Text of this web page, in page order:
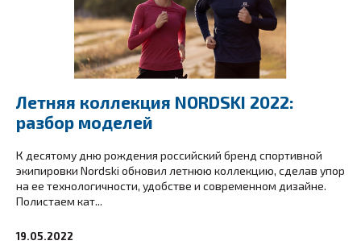
Летняя коллекция NORDSKI 2022:
разбор моделей
К десятому дню рождения российский бренд спортивной
экипировки Nordski обновил летнюю коллекцию, сделав упор
на ее технологичности, удобстве и современном дизайне.
Полистаем кат...
19.05.2022